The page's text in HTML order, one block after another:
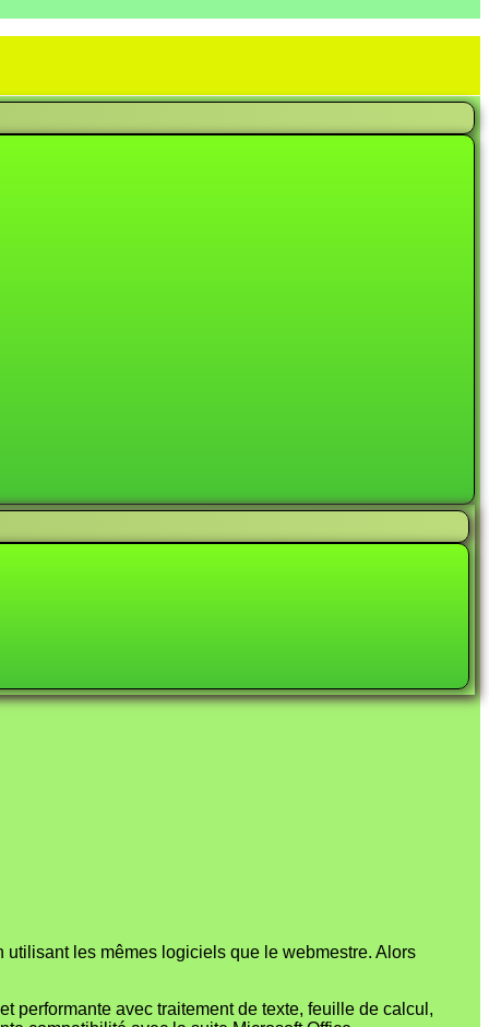
les mêmes logiciels que le webmestre. Alors
performante avec traitement de texte, feuille de calcul,